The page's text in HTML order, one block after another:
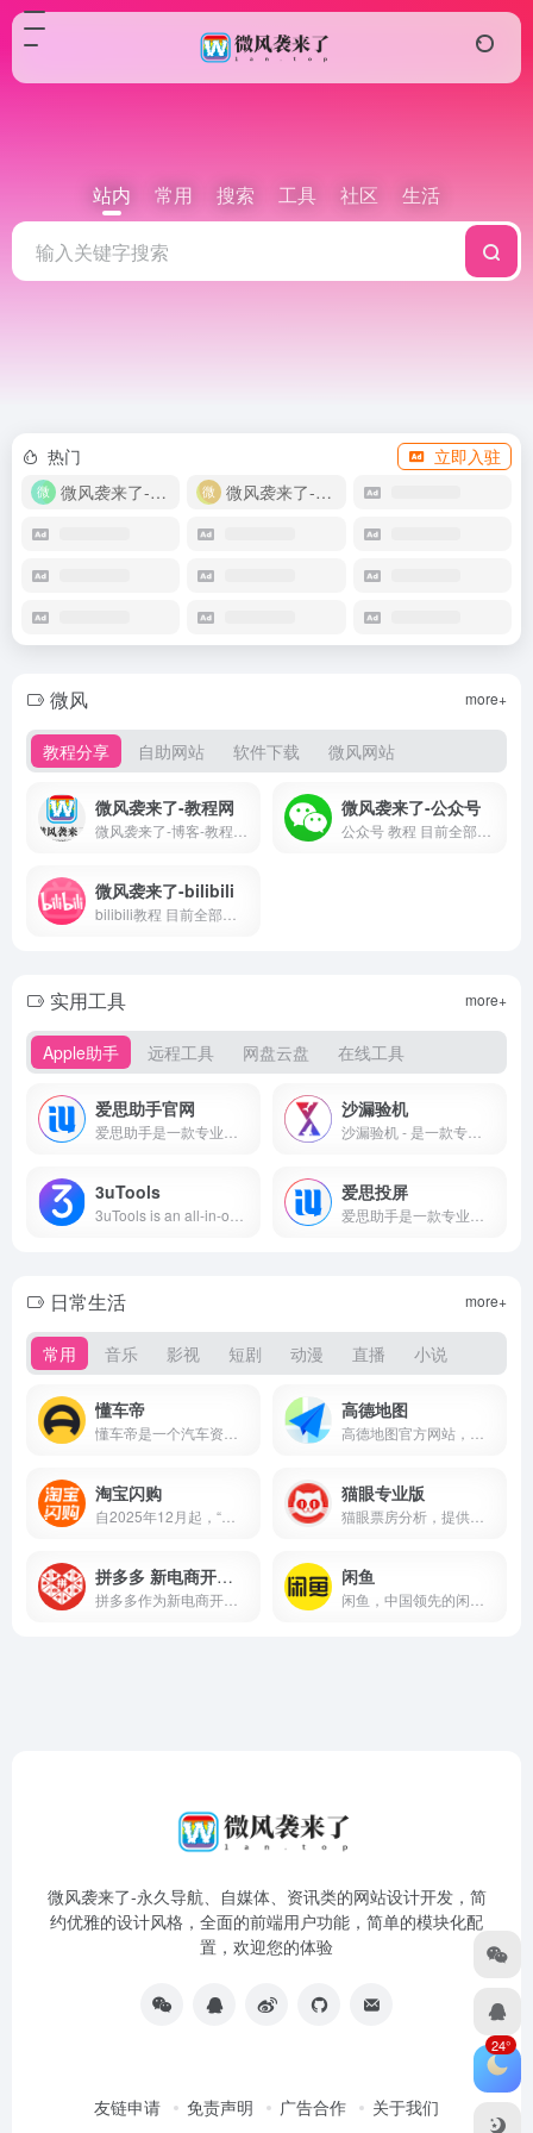
站内 常用 搜索 工具 社区 生活
热门
立即入驻
微风袭来了-教程网
微风袭来了-自助商城
微风
教程分享 自助网站 软件下载 微风网站
more+
微风袭来了-教程网 微风袭来了-公众号
微风袭来了-bilibili
实用工具
Apple助手 远程工具 网盘云盘 在线工具
more+
爱思助手官网 沙漏验机
3uTools 爱思投屏
日常生活
常用 音乐 影视 短剧 动漫 直播 小说
more+
懂车帝 高德地图
淘宝闪购 猫眼专业版
拼多多 新电商开创者 闲鱼
微风袭来了-永久导航、自媒体、资讯类的网站设计开发，简
约优雅的设计风格，全面的前端用户功能，简单的模块化配
置，欢迎您的体验
友链申请 免责声明 广告合作 关于我们
24°